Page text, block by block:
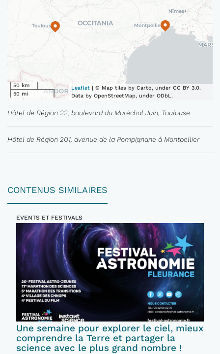
50 km
50 mi
Leaflet | © Map tiles by Carto, under CC BY 3.0.
Data by OpenStreetMap, under ODbL.
Hôtel de Région 22, boulevard du Maréchal Juin, Toulouse
Hôtel de Région 201, avenue de la Pompignane à Montpellier
CONTENUS SIMILAIRES
EVENTS ET FESTIVALS
Une semaine pour explorer le ciel, mieux
comprendre la Terre et partager la
science avec le plus grand nombre !